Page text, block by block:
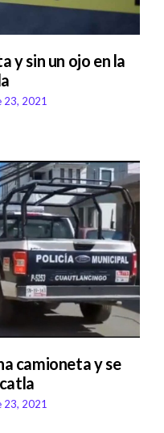
y sin un ojo en la
23, 2021
camioneta y se
23, 2021